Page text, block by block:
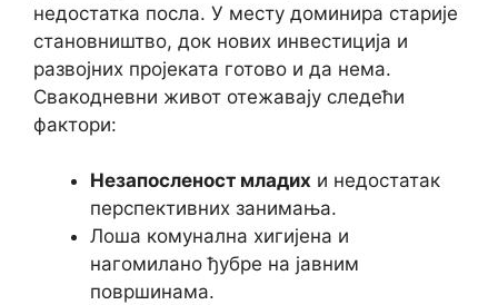
недостатка посла. У месту доминира старије
становништво, док нових инвестиција и
развојних пројеката готово и да нема.
Свакодневни живот отежавају следећи
фактори:
Незапосленост младих и недостатак
перспективних занимања.
Лоша комунална хигијена и
нагомилано ђубре на јавним
површинама.